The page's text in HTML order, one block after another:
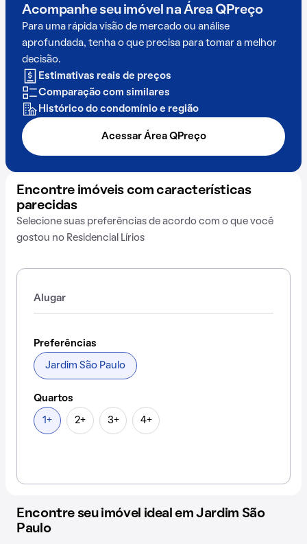
Acompanhe seu imóvel na Área QPreço
Para uma rápida visão de mercado ou análise
aprofundada, tenha o que precisa para tomar a melhor
decisão.
Estimativas reais de preços
Comparação com similares
Histórico do condomínio e região
Acessar Área QPreço
Encontre imóveis com características
parecidas
Selecione suas preferências de acordo com o que você
gostou no Residencial Lírios
Alugar
Preferências
Jardim São Paulo
Quartos
1+ 2+ 3+ 4+
Encontre seu imóvel ideal em Jardim São
Paulo